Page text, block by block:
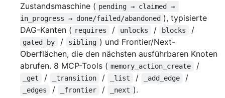
Zustandsmaschine ( pending → claimed →
in_progress → done/failed/abandoned ), typisierte
DAG-Kanten ( requires / unlocks / blocks /
gated_by / sibling ) und Frontier/Next-
Oberflächen, die den nächsten ausführbaren Knoten
abrufen. 8 MCP-Tools ( memory_action_create /
_get / _transition / _list / _add_edge /
_edges / _frontier / _next ).